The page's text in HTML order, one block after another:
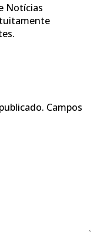
Notícias
Campos